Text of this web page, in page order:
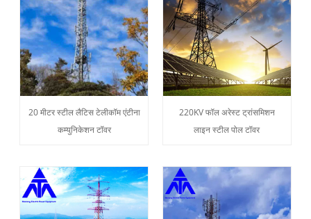
20 मीटर स्टील लैटिस टेलीकॉम एंटीना
कम्युनिकेशन टॉवर
220KV फॉल अरेस्ट ट्रांसमिशन
लाइन स्टील पोल टॉवर